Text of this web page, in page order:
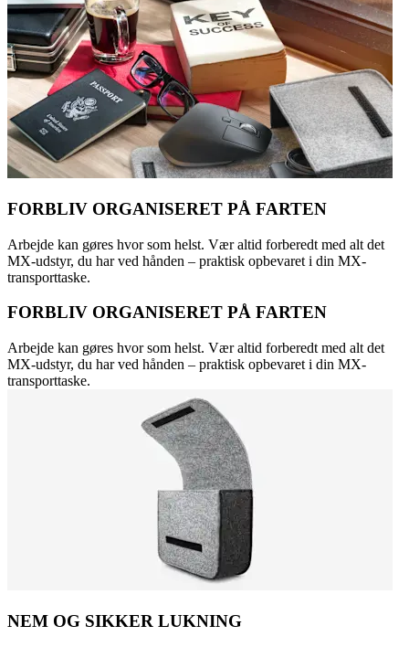
FORBLIV ORGANISERET PÅ FARTEN
Arbejde kan gøres hvor som helst. Vær altid forberedt med alt det
MX-udstyr, du har ved hånden – praktisk opbevaret i din MX-
transporttaske.
FORBLIV ORGANISERET PÅ FARTEN
Arbejde kan gøres hvor som helst. Vær altid forberedt med alt det
MX-udstyr, du har ved hånden – praktisk opbevaret i din MX-
transporttaske.
NEM OG SIKKER LUKNING